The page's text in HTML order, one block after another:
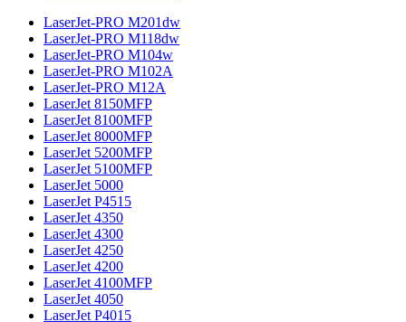
LaserJet-PRO M201dw
LaserJet-PRO M118dw
LaserJet-PRO M104w
LaserJet-PRO M102A
LaserJet-PRO M12A
LaserJet 8150MFP
LaserJet 8100MFP
LaserJet 8000MFP
LaserJet 5200MFP
LaserJet 5100MFP
LaserJet 5000
LaserJet P4515
LaserJet 4350
LaserJet 4300
LaserJet 4250
LaserJet 4200
LaserJet 4100MFP
LaserJet 4050
LaserJet P4015